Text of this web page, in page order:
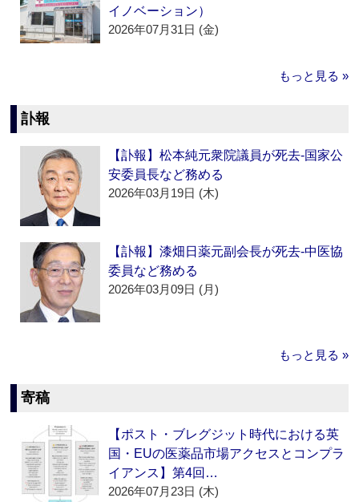
イノベーション）
2026年07月31日 (金)
もっと見る »
訃報
【訃報】松本純元衆院議員が死去‐国家公
安委員長など務める
2026年03月19日 (木)
【訃報】漆畑日薬元副会長が死去‐中医協
委員など務める
2026年03月09日 (月)
もっと見る »
寄稿
【ポスト・ブレグジット時代における英
国・EUの医薬品市場アクセスとコンプラ
イアンス】第4回…
2026年07月23日 (木)